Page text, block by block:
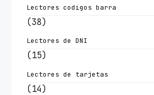
Lectores codigos barra
(38)
Lectores de DNI
(15)
Lectores de tarjetas
(14)